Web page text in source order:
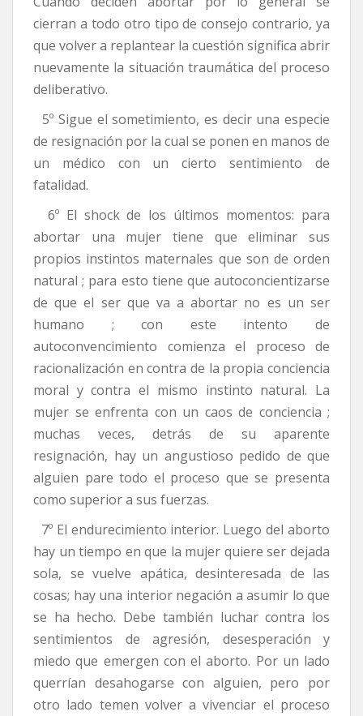
cierran a todo otro tipo de consejo contrario, ya
que volver a replantear la cuestión significa abrir
nuevamente la situación traumática del proceso
deliberativo.
5º Sigue el sometimiento, es decir una especie
de resignación por la cual se ponen en manos de
un médico con un cierto sentimiento de
fatalidad.
6º El shock de los últimos momentos: para
abortar una mujer tiene que eliminar sus
propios instintos maternales que son de orden
natural ; para esto tiene que autoconcientizarse
de que el ser que va a abortar no es un ser
humano ; con este intento de
autoconvencimiento comienza el proceso de
racionalización en contra de la propia conciencia
moral y contra el mismo instinto natural. La
mujer se enfrenta con un caos de conciencia ;
muchas veces, detrás de su aparente
resignación, hay un angustioso pedido de que
alguien pare todo el proceso que se presenta
como superior a sus fuerzas.
7º El endurecimiento interior. Luego del aborto
hay un tiempo en que la mujer quiere ser dejada
sola, se vuelve apática, desinteresada de las
cosas; hay una interior negación a asumir lo que
se ha hecho. Debe también luchar contra los
sentimientos de agresión, desesperación y
miedo que emergen con el aborto. Por un lado
querrían desahogarse con alguien, pero por
otro lado temen volver a vivenciar el proceso